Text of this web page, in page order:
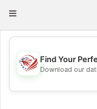
Toggle
Find Your
Download our